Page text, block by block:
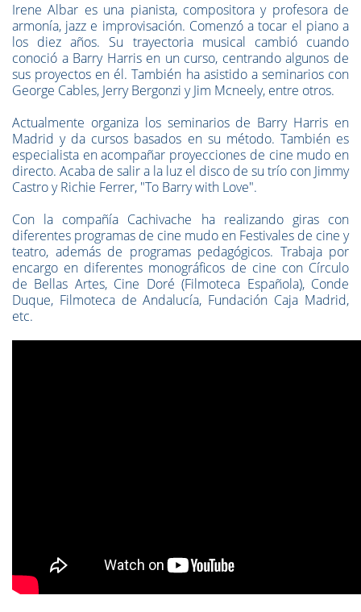
Irene Albar es una pianista, compositora y profesora de
armonía, jazz e improvisación. Comenzó a tocar el piano a
los diez años. Su trayectoria musical cambió cuando
conoció a Barry Harris en un curso, centrando algunos de
sus proyectos en él. También ha asistido a seminarios con
George Cables, Jerry Bergonzi y Jim Mcneely, entre otros.
Actualmente organiza los seminarios de Barry Harris en
Madrid y da cursos basados en su método. También es
especialista en acompañar proyecciones de cine mudo en
directo. Acaba de salir a la luz el disco de su trío con Jimmy
Castro y Richie Ferrer, "To Barry with Love".
Con la compañía Cachivache ha realizando giras con
diferentes programas de cine mudo en Festivales de cine y
teatro, además de programas pedagógicos. Trabaja por
encargo en diferentes monográficos de cine con Círculo
de Bellas Artes, Cine Doré (Filmoteca Española), Conde
Duque, Filmoteca de Andalucía, Fundación Caja Madrid,
etc.